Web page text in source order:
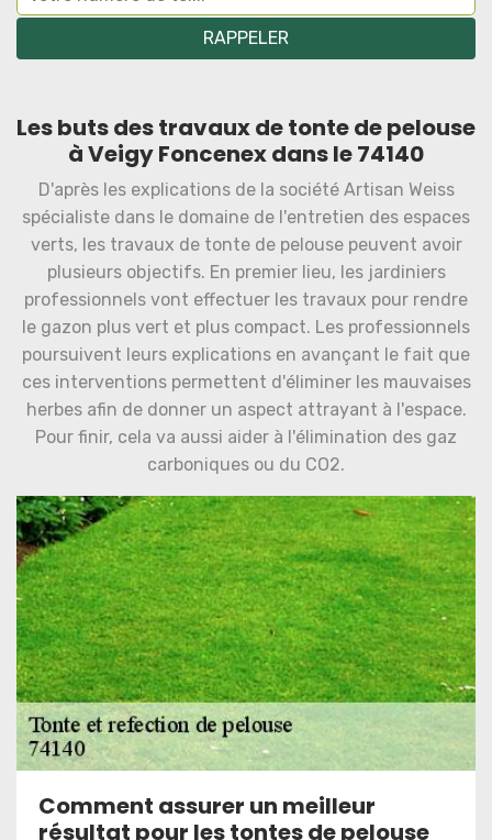
Les buts des travaux de tonte de pelouse
à Veigy Foncenex dans le 74140
D'après les explications de la société Artisan Weiss
spécialiste dans le domaine de l'entretien des espaces
verts, les travaux de tonte de pelouse peuvent avoir
plusieurs objectifs. En premier lieu, les jardiniers
professionnels vont effectuer les travaux pour rendre
le gazon plus vert et plus compact. Les professionnels
poursuivent leurs explications en avançant le fait que
ces interventions permettent d'éliminer les mauvaises
herbes afin de donner un aspect attrayant à l'espace.
Pour finir, cela va aussi aider à l'élimination des gaz
carboniques ou du CO2.
Comment assurer un meilleur
résultat pour les tontes de pelouse